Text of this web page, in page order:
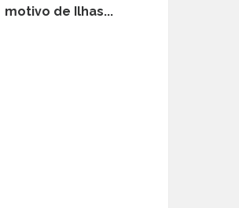
motivo de Ilhas...